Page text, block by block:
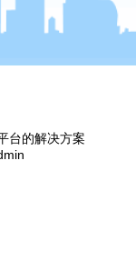
台的解决方案